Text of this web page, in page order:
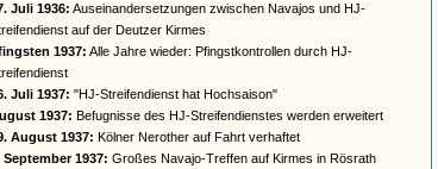
Juli 1936: Auseinandersetzungen zwischen Navajos und HJ-
auf der Deutzer Kirmes
1937: Alle Jahre wieder: Pfingstkontrollen durch HJ-
Juli 1937: "HJ-Streifendienst hat Hochsaison"
1937: Befugnisse des HJ-Streifendienstes werden erweitert
August 1937: Kölner Nerother auf Fahrt verhaftet
September 1937: Großes Navajo-Treffen auf Kirmes in Rösrath